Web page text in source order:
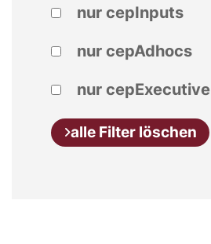
nur cepInputs
nur cepAdhocs
nur cepExecutive
alle Filter löschen